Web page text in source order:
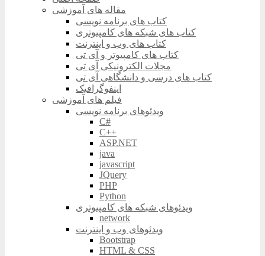
مقاله های آموزشی
کتاب های برنامه نویسی
کتاب های شبکه های کامپیوتری
کتاب های وب و اینترنت
کتاب های کامپیوتر و آی تی
مجلات الکترونیکی آی تی
کتاب های درسی و دانشگاهی آی تی
اینفوگرافیک
فیلم های آموزشی
ویدئوهای برنامه نویسی
C#
C++
ASP.NET
java
javascript
JQuery
PHP
Python
ویدئوهای شبکه های کامپیوتری
network
ویدئوهای وب و اینترنت
Bootstrap
HTML & CSS